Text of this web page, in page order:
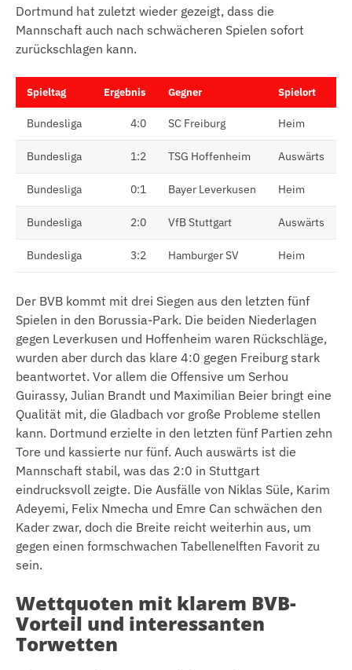
Dortmund hat zuletzt wieder gezeigt, dass die
Mannschaft auch nach schwächeren Spielen sofort
zurückschlagen kann.
Spieltag Ergebnis Gegner Spielort
Bundesliga 4:0 SC Freiburg Heim
Bundesliga 1:2 TSG Hoffenheim Auswärts
Bundesliga 0:1 Bayer Leverkusen Heim
Bundesliga 2:0 VfB Stuttgart Auswärts
Bundesliga 3:2 Hamburger SV Heim
Der BVB kommt mit drei Siegen aus den letzten fünf
Spielen in den Borussia-Park. Die beiden Niederlagen
gegen Leverkusen und Hoffenheim waren Rückschläge,
wurden aber durch das klare 4:0 gegen Freiburg stark
beantwortet. Vor allem die Offensive um Serhou
Guirassy, Julian Brandt und Maximilian Beier bringt eine
Qualität mit, die Gladbach vor große Probleme stellen
kann. Dortmund erzielte in den letzten fünf Partien zehn
Tore und kassierte nur fünf. Auch auswärts ist die
Mannschaft stabil, was das 2:0 in Stuttgart
eindrucksvoll zeigte. Die Ausfälle von Niklas Süle, Karim
Adeyemi, Felix Nmecha und Emre Can schwächen den
Kader zwar, doch die Breite reicht weiterhin aus, um
gegen einen formschwachen Tabellenelften Favorit zu
sein.
Wettquoten mit klarem BVB-
Vorteil und interessanten
Torwetten